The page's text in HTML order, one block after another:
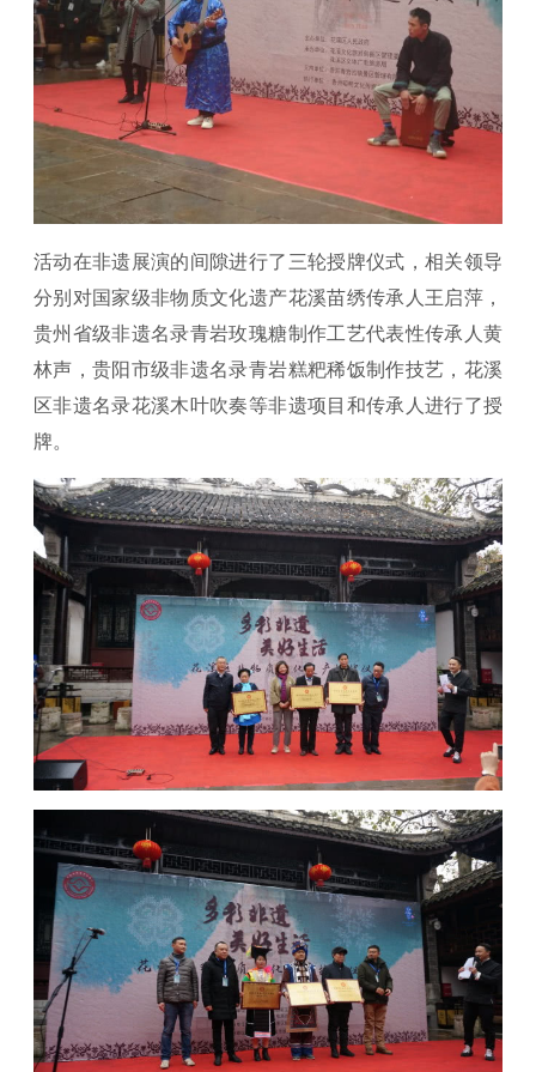
活动在非遗展演的间隙进行了三轮授牌仪式，相关领导
分别对国家级非物质文化遗产花溪苗绣传承人王启萍，
贵州省级非遗名录青岩玫瑰糖制作工艺代表性传承人黄
林声，贵阳市级非遗名录青岩糕粑稀饭制作技艺，花溪
区非遗名录花溪木叶吹奏等非遗项目和传承人进行了授
牌。